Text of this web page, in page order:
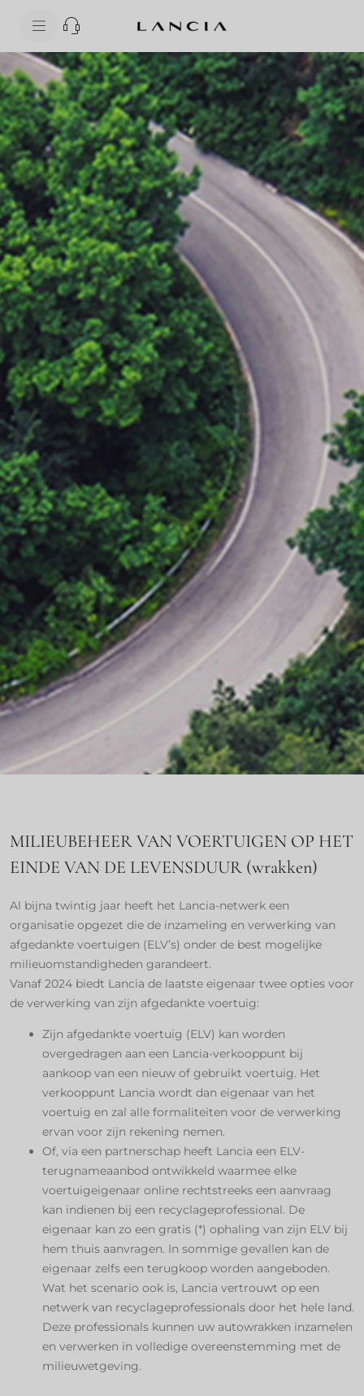
skipToNavigationData
MILIEUBEHEER VAN VOERTUIGEN OP HET
EINDE VAN DE LEVENSDUUR (wrakken) ​
Al bijna twintig jaar heeft het Lancia-netwerk een
organisatie opgezet die de inzameling en verwerking van
afgedankte voertuigen (ELV’s) onder de best mogelijke
milieuomstandigheden garandeert. ​
Vanaf 2024 biedt Lancia de laatste eigenaar twee opties voor
de verwerking van zijn afgedankte voertuig: ​
Zijn afgedankte voertuig (ELV) kan worden
overgedragen aan een Lancia-verkooppunt bij
aankoop van een nieuw of gebruikt voertuig. Het
verkooppunt Lancia wordt dan eigenaar van het
voertuig en zal alle formaliteiten voor de verwerking
ervan voor zijn rekening nemen.
Of, via een partnerschap heeft Lancia een ELV-
terugnameaanbod ontwikkeld waarmee elke
voertuigeigenaar online rechtstreeks een aanvraag
kan indienen bij een recyclageprofessional. De
eigenaar kan zo een gratis (*) ophaling van zijn ELV bij
hem thuis aanvragen. In sommige gevallen kan de
eigenaar zelfs een terugkoop worden aangeboden.​ ​
Wat het scenario ook is, Lancia vertrouwt op een
netwerk van recyclageprofessionals door het hele land.
Deze professionals kunnen uw autowrakken inzamelen
en verwerken in volledige overeenstemming met de
milieuwetgeving. ​